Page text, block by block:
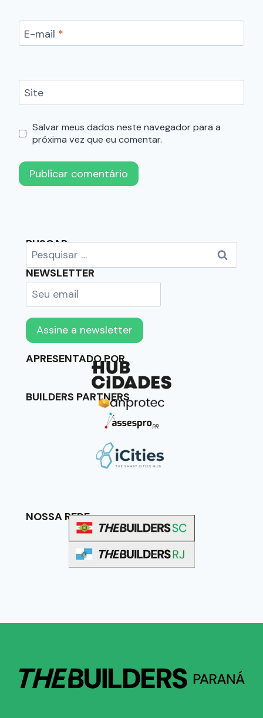
E-mail *
Site
Salvar meus dados neste navegador para a
próxima vez que eu comentar.
BUSCAR
NEWSLETTER
APRESENTADO POR
BUILDERS PARTNERS
NOSSA REDE